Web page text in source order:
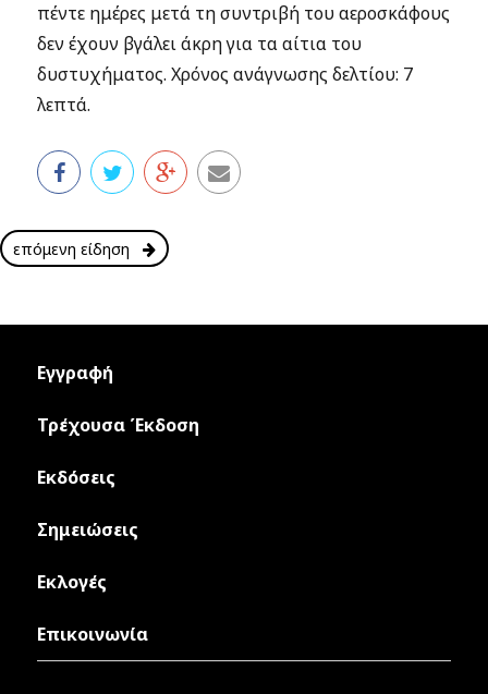
πέντε ημέρες μετά τη συντριβή του αεροσκάφους
δεν έχουν βγάλει άκρη για τα αίτια του
δυστυχήματος. Χρόνος ανάγνωσης δελτίου: 7
λεπτά.
επόμενη είδηση
Εγγραφή
Τρέχουσα Έκδοση
Εκδόσεις
Σημειώσεις
Εκλογές
Επικοινωνία